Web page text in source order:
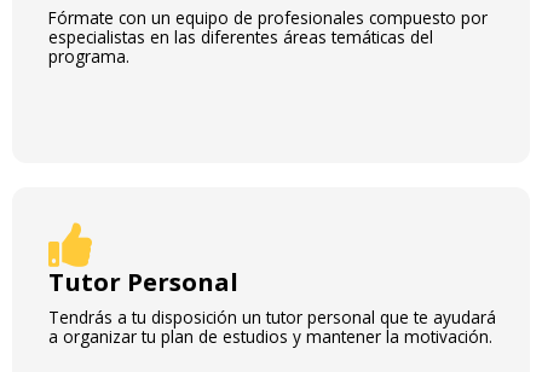
Fórmate con un equipo de profesionales compuesto por
especialistas en las diferentes áreas temáticas del
programa.
Tutor Personal
Tendrás a tu disposición un tutor personal que te ayudará
a organizar tu plan de estudios y mantener la motivación.